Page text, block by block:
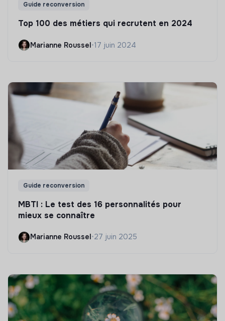
Guide reconversion
Top 100 des métiers qui recrutent en 2024
Marianne Roussel•17 juin 2024
Guide reconversion
MBTI : Le test des 16 personnalités pour
mieux se connaître
Marianne Roussel •27 juin 2025